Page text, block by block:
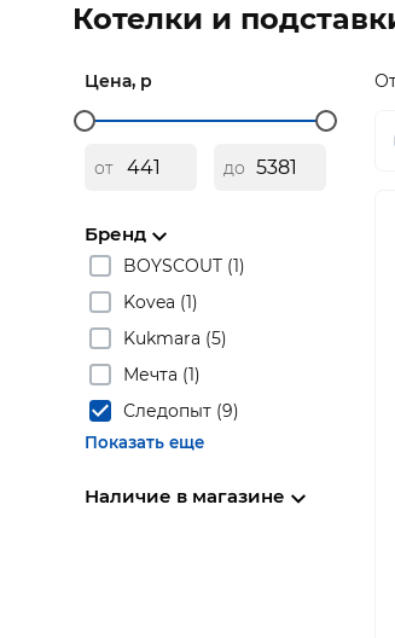
Котелки и
Цена, р
от до
Бренд
BOYSCOUT (1)
Kovea (1)
Kukmara (5)
Мечта (1)
Следопыт (9)
Показать еще
Наличие в магазине